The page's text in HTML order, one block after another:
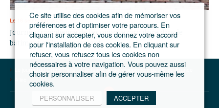
Le 16 septembre 2026
Journée francilienne de l’économie circulaire dans le
bâtiment et l’aménagement
Le journal du Grand Paris – L'actualité du développement de l'Ile-de-France
Ce site utilise des cookies afin de mémoriser vos
préférences et d'optimiser votre parcours. En
cliquant sur accepter, vous donnez votre accord
pour l'installation de ces cookies. En cliquant sur
refuser, vous refusez tous les cookies non
nécessaires à votre navigation. Vous pouvez aussi
choisir personnaliser afin de gérer vous-même les
cookies.
PERSONNALISER ACCEPTER